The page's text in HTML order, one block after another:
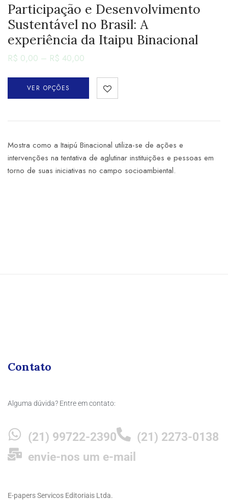
Participação e Desenvolvimento
Sustentável no Brasil: A
experiência da Itaipu Binacional
R$ 0,00 – R$ 40,00
VER OPÇÕES
Mostra como a Itaipú Binacional utiliza-se de ações e
intervenções na tentativa de aglutinar instituições e pessoas em
torno de suas iniciativas no campo socioambiental.
Contato
Alguma dúvida? Entre em contato:
(21) 99722-2390
(21) 2273-0138
envie-nos um e-mail
E-papers Servicos Editoriais Ltda.